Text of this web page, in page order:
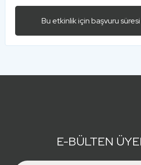
Bu etkinlik için başvuru
E-BÜLTEN